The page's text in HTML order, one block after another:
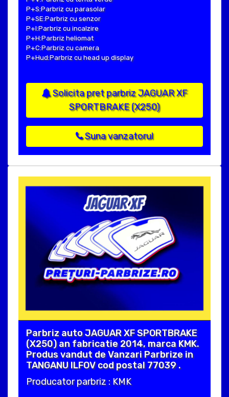
P+S:Parbriz cu parasolar
P+SE:Parbriz cu senzor
P+I:Parbriz cu incalzire
P+H:Parbriz heliomat
P+C:Parbriz cu camera
P+Hud:Parbriz cu head up display
Solicita pret parbriz JAGUAR XF
SPORTBRAKE (X250)
Suna vanzatorul
Parbriz auto JAGUAR XF SPORTBRAKE
(X250) an fabricatie 2014, marca KMK.
Produs vandut de Vanzari Parbrize in
TANGANU ILFOV cod postal 77039 .
Producator parbriz : KMK